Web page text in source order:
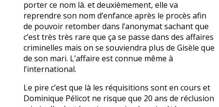
porter ce nom là. et deuxièmement, elle va
reprendre son nom d’enfance après le procès afin
de pouvoir retomber dans l’anonymat sachant que
c’est très très rare que ça se passe dans des affaires
criminelles mais on se souviendra plus de Gisèle que
de son mari. L’affaire est connue même à
l’international.
Le pire c’est que là les réquisitions sont en cours et
Dominique Pélicot ne risque que 20 ans de réclusion